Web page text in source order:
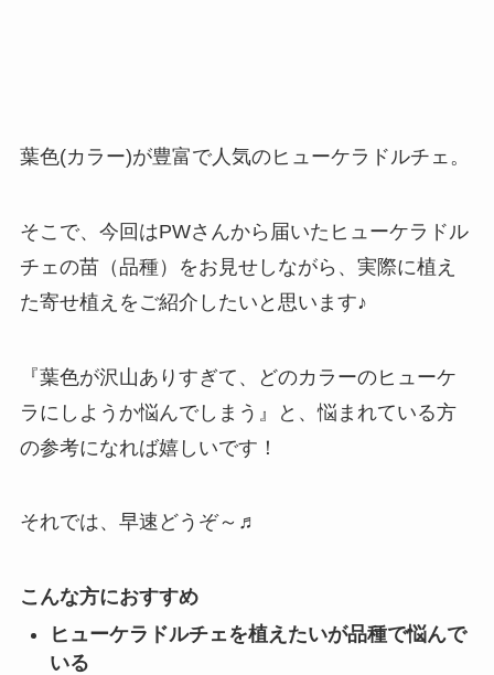
葉色(カラー)が豊富で人気のヒューケラドルチェ。
そこで、今回はPWさんから届いたヒューケラドル
チェの苗（品種）をお見せしながら、実際に植え
た寄せ植えをご紹介したいと思います♪
『葉色が沢山ありすぎて、どのカラーのヒューケ
ラにしようか悩んでしまう』と、悩まれている方
の参考になれば嬉しいです！
それでは、早速どうぞ～♬
こんな方におすすめ
ヒューケラドルチェを植えたいが品種で悩んで
いる